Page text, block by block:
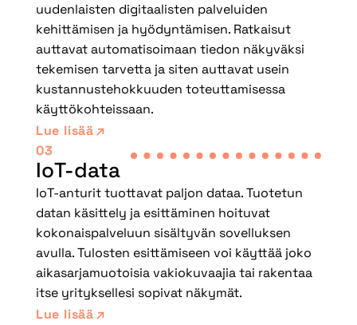
uudenlaisten digitaalisten palveluiden
kehittämisen ja hyödyntämisen. Ratkaisut
auttavat automatisoimaan tiedon näkyväksi
tekemisen tarvetta ja siten auttavat usein
kustannustehokkuuden toteuttamisessa
käyttökohteissaan.
Lue lisää
03
IoT-data
IoT-anturit tuottavat paljon dataa. Tuotetun
datan käsittely ja esittäminen hoituvat
kokonaispalveluun sisältyvän sovelluksen
avulla. Tulosten esittämiseen voi käyttää joko
aikasarjamuotoisia vakiokuvaajia tai rakentaa
itse yrityksellesi sopivat näkymät.
Lue lisää